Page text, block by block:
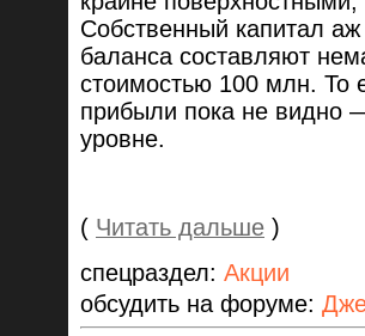
Собственный капитал
баланса составляют
стоимостью 100 млн. То
прибыли пока не видно
уровне.
( Читать дальше )
спецраздел: Акции
обсудить на форуме: